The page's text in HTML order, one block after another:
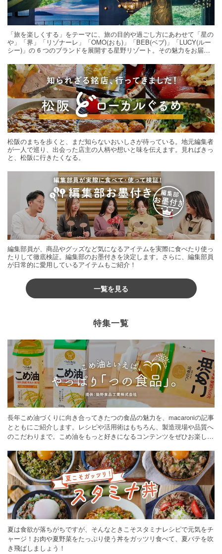
「旅を楽しくする」をテーマに、旅の目的や過ごし方にあわせて「星の
や」「界」「リゾナーレ」「OMO(おも)」「BEB(ベブ)」「LUCY(ルー
シー)」の 6 つのブランドを展開する星野リゾート。その魅力をお届け
松阪のまちを歩くと、まだ知らないおいしさが待っている。地元編集者
が一人で巡り、出会った店主の人柄や想いと味を伝えます。見ればきっ
と、松阪に行きたくなる。
編集部員が、商品やグッズなど気になるアイテムを実際に食べたり使っ
たりして徹底検証。編集部のお墨付きを決定します。さらに、編集部員
が日常的に愛用しているアイテムもご紹介！
一覧を見る
特集一覧
長年こめ油づくりに向き合ってきたつの食品の魅力を、macaroniの記事
とともにご紹介します。レシピや活用術はもちろん、製造現場や品質へ
のこだわりまで。こめ油をもっと好きになるコンテンツをぜひお楽しみ
夏は食欲が落ちがちですが、そんなときこそスタミナレシピで元気をチ
ャージ！お肉や夏野菜をたっぷり使う丼をガッツリ食べて、夏バテを吹
き飛ばしましょう！